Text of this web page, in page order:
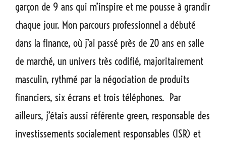
garçon de 9 ans qui m’inspire et me pousse à grandir
chaque jour. Mon parcours professionnel a débuté
dans la finance, où j’ai passé près de 20 ans en salle
de marché, un univers très codifié, majoritairement
masculin, rythmé par la négociation de produits
financiers, six écrans et trois téléphones. Par
ailleurs, j’étais aussi référente green, responsable des
investissements socialement responsables (ISR) et